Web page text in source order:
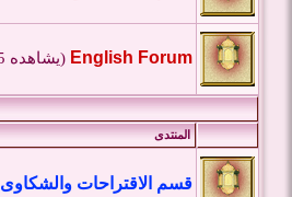
English Forum (يشاهده 5 زائر)
المنتدى
قسم الاقتراحات والشكاوى